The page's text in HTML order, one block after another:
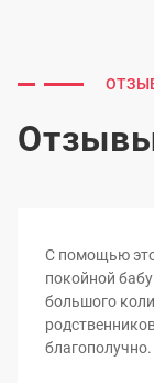
С помощью
покойной
большого
благополучно.